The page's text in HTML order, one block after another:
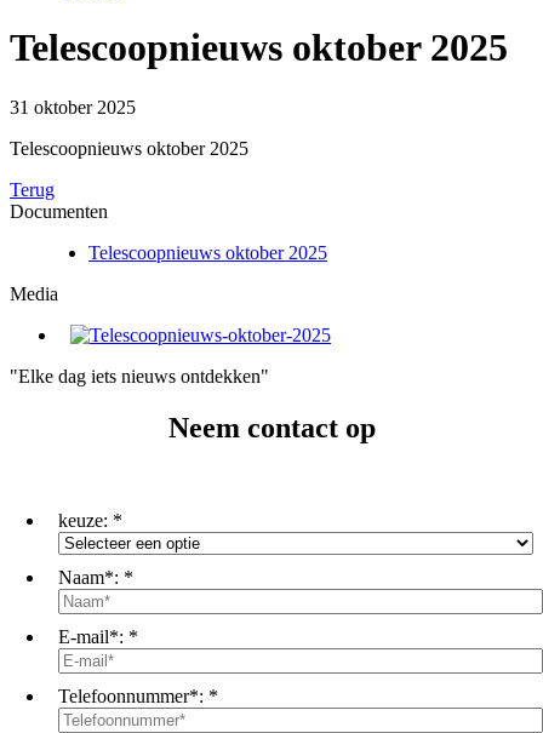
Telescoopnieuws oktober 2025
31 oktober 2025
Telescoopnieuws oktober 2025
Terug
Documenten
Telescoopnieuws oktober 2025
Media
"Elke dag iets nieuws ontdekken"
Neem contact op
keuze: *
Naam*: *
E-mail*: *
Telefoonnummer*: *